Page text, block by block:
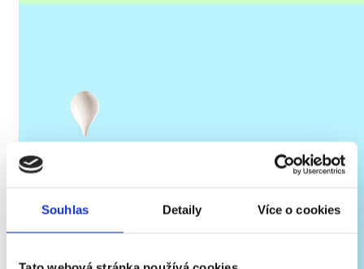
Souhlas Detaily Více o cookies
Na krávu se nedíváme jen jako na stroj na mléko. Krávy